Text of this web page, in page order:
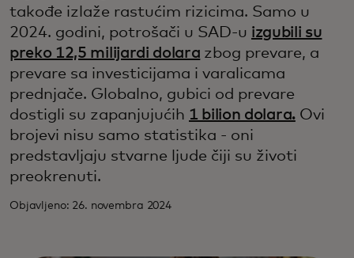
takođe izlaže rastućim rizicima. Samo u
2024. godini, potrošači u SAD-u izgubili su
preko 12,5 milijardi dolara zbog prevare, a
prevare sa investicijama i varalicama
prednjače. Globalno, gubici od prevare
dostigli su zapanjujućih 1 bilion dolara.Ovi
brojevi nisu samo statistika - oni
predstavljaju stvarne ljude čiji su životi
preokrenuti.
Objavljeno: 26. novembra 2024